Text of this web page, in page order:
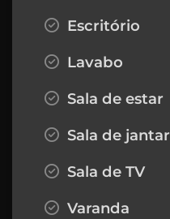
Escritório
Lavabo
Sala de estar
Sala de jantar
Sala de TV
Varanda